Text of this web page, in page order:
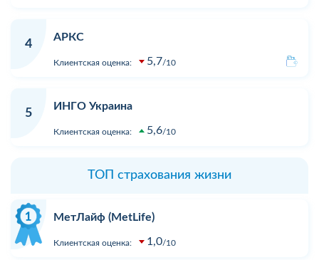
4
АРКС
Клиентская оценка: 5,7 10
5
ИНГО Украина
Клиентская оценка: 5,6 10
ТОП страхования жизни
МетЛайф (MetLife)
Клиентская оценка: 1,0 10